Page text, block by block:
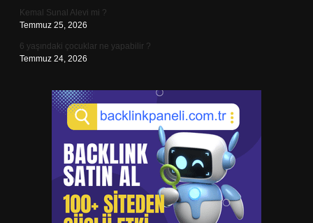
Kemal Sunal Alevi mi ?
Temmuz 25, 2026
6 yaşındaki çocuklar ne yapabilir ?
Temmuz 24, 2026